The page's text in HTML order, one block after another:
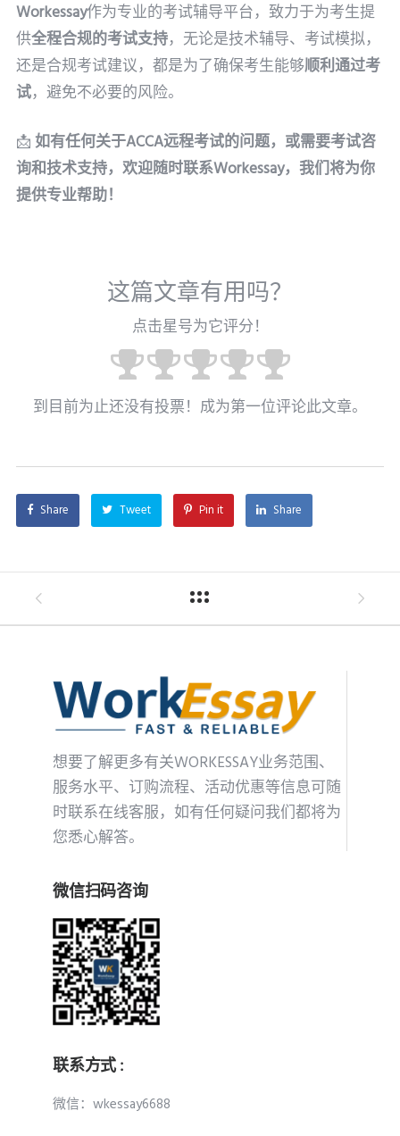
Workessay作为专业的考试辅导平台，致力于为考生提
供全程合规的考试支持，无论是技术辅导、考试模拟，
还是合规考试建议，都是为了确保考生能够顺利通过考
试，避免不必要的风险。
📩如有任何关于ACCA远程考试的问题，或需要考试咨
询和技术支持，欢迎随时联系Workessay，我们将为你
提供专业帮助！
这篇文章有用吗？
点击星号为它评分！
到目前为止还没有投票！成为第一位评论此文章。
Share Tweet Pin it Share
想要了解更多有关WORKESSAY业务范围、
服务水平、订购流程、活动优惠等信息可随
时联系在线客服，如有任何疑问我们都将为
您悉心解答。
微信扫码咨询
联系方式 :
微信：wkessay6688